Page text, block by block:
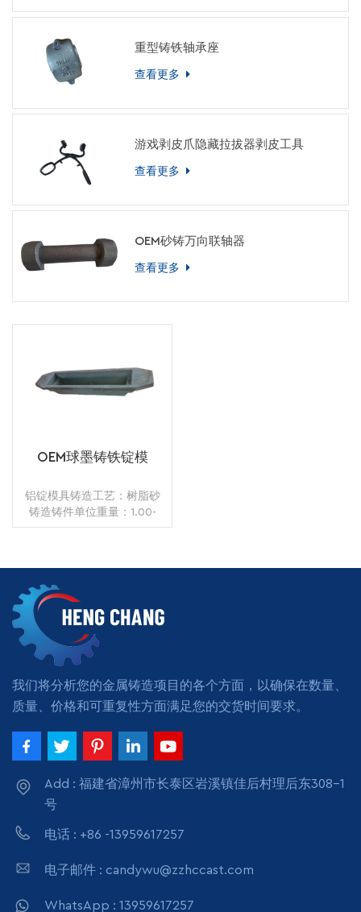
重型铸铁轴承座
查看更多
游戏剥皮爪隐藏拉拔器剥皮工具
查看更多
OEM砂铸万向联轴器
查看更多
OEM球墨铸铁锭模
铝锭模具铸造工艺：树脂砂
铸造铸件单位重量：1.00-
-14.00kg应用：油底壳表面
我们将分析您的金属铸造项目的各个方面，以确保在数量、
质量、价格和可重复性方面满足您的交货时间要求。
Add : 福建省漳州市长泰区岩溪镇佳后村理后东308-1
号
电话 : +86 -13959617257
电子邮件 : candywu@zzhccast.com
WhatsApp : 13959617257